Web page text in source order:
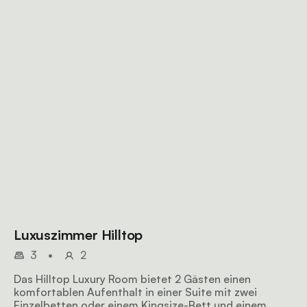
Luxuszimmer Hilltop
3 •
2
Das Hilltop Luxury Room bietet 2 Gästen einen
komfortablen Aufenthalt in einer Suite mit zwei